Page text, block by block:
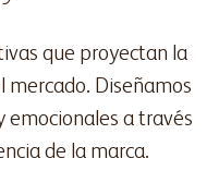
que proyectan la
mercado. Diseñamos
emocionales a través
de la marca.